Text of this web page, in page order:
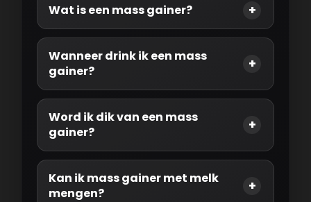
Wat is een mass gainer?
Wanneer drink ik een mass
gainer?
Word ik dik van een mass
gainer?
Kan ik mass gainer met melk
mengen?